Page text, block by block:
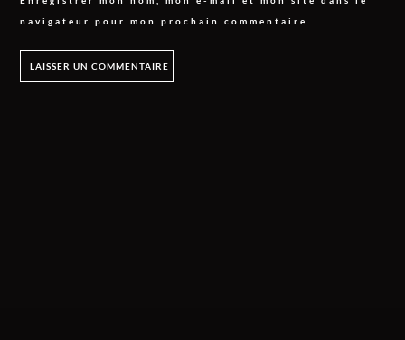
navigateur pour mon prochain commentaire.